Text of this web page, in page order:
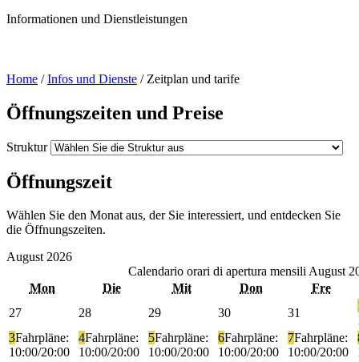
Informationen und Dienstleistungen
Home /Infos und Dienste / Zeitplan und tarife
Öffnungszeiten und Preise
Struktur
Öffnungszeit
Wählen Sie den Monat aus, der Sie interessiert, und entdecken Sie
die Öffnungszeiten.
August2026
Calendario orari di apertura mensiliAugust
Mon
Die Mit Don
Fre
27
28 29 30 31
3Fahrpläne:
10:00/20:00
4Fahrpläne:
10:00/20:00
5Fahrpläne:
10:00/20:00
6Fahrpläne:
10:00/20:00
7Fahrpläne:
10:00/20:00